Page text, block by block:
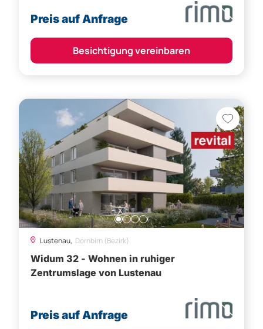
Preis auf Anfrage
Besichtigung vereinbaren
Lustenau, Dornbirn (Bezirk)
Widum 32 - Wohnen in ruhiger
Zentrumslage von Lustenau
Preis auf Anfrage